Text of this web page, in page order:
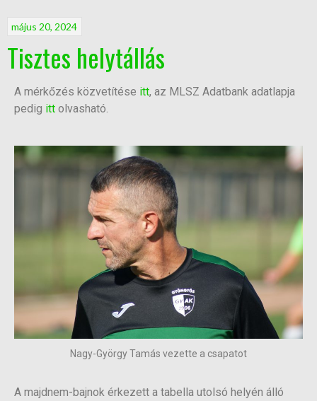
május 20, 2024
Tisztes helytállás
A mérkőzés közvetítése itt, az MLSZ Adatbank adatlapja
pedig itt olvasható.
Nagy-György Tamás vezette a csapatot
A majdnem-bajnok érkezett a tabella utolsó helyén álló